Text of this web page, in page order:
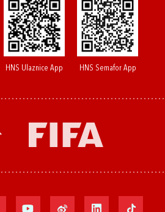
HNS Ulaznice App HNS Semafor App